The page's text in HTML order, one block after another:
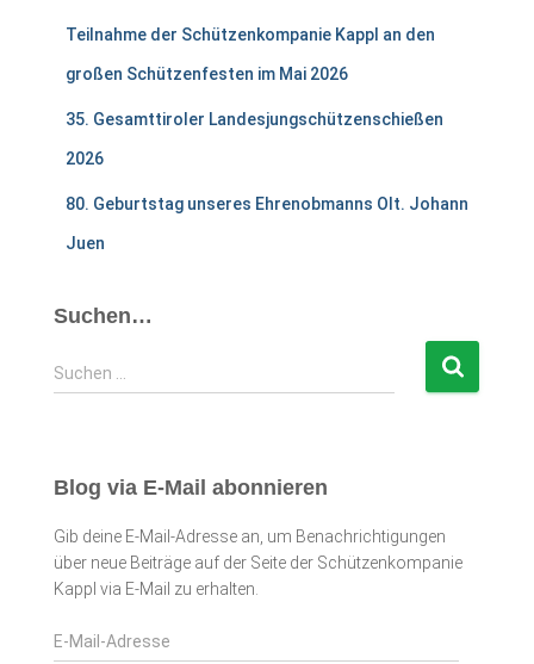
Teilnahme der Schützenkompanie Kappl an den
großen Schützenfesten im Mai 2026
35. Gesamttiroler Landesjungschützenschießen
2026
80. Geburtstag unseres Ehrenobmanns Olt. Johann
Juen
Suchen…
S
u
n
a
c
h
Suchen …
Blog via E-Mail abonnieren
Gib deine E-Mail-Adresse an, um Benachrichtigungen
über neue Beiträge auf der Seite der Schützenkompanie
Kappl via E-Mail zu erhalten.
E
-